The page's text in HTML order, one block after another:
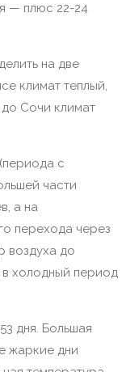
— плюс 22-24
на две
климат теплый,
до Сочи климат
с
части
а на
перехода через
воздуха до
в холодный период
дня. Большая
жаркие дни